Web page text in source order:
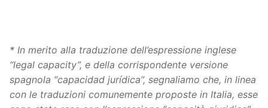
* In merito alla traduzione dell’espressione inglese
“legal capacity”, e della corrispondente versione
spagnola “capacidad jurídica”, segnaliamo che, in linea
con le traduzioni comunemente proposte in Italia, esse